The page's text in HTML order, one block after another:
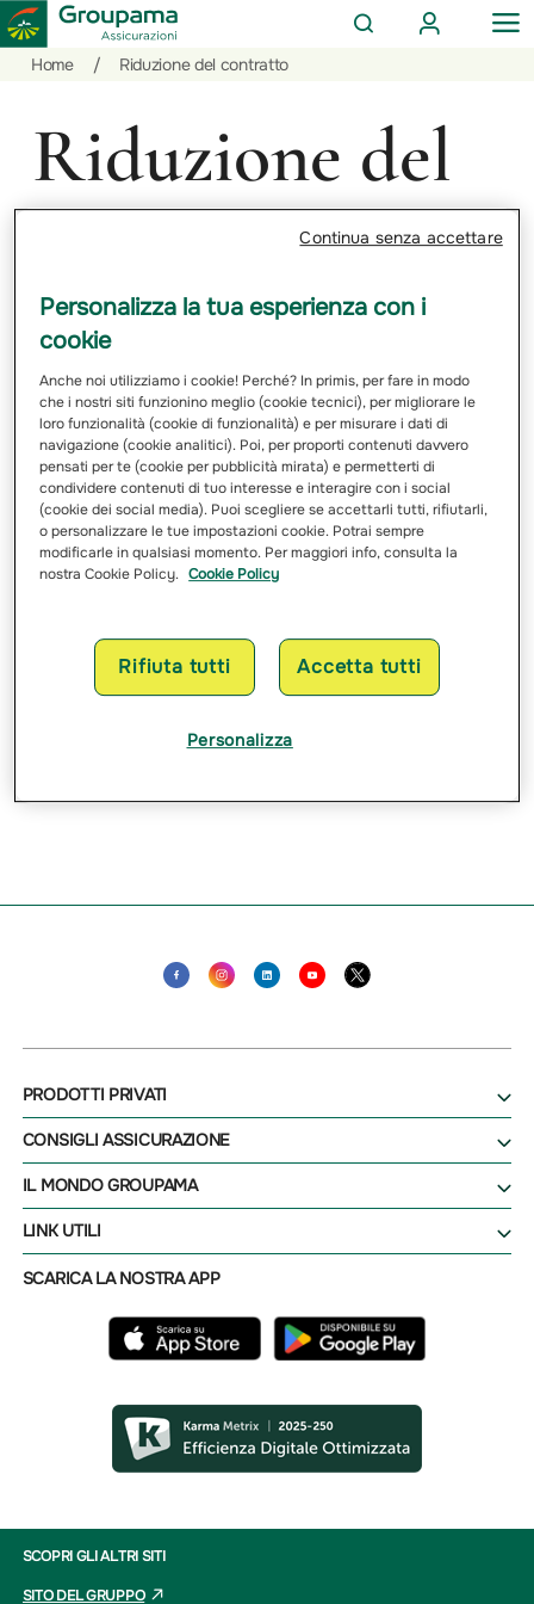
Salta
sezione
CERCA
AREA
CLIENTI
Home
/ Riduzione del contratto
Riduzione del
contratto
La “riduzione del contratto” nel contesto
di una compagnia di assicurazione si
riferisce a una modifica delle clausole o
delle condizioni di una polizza assicurativa
che porta a una diminuzione della
copertura o dei benefici forniti dalla polizza
stessa.
RIDUZIONE RISARCIMENTO
PRODOTTI PRIVATI
CONSIGLI ASSICURAZIONE
IL MONDO GROUPAMA
LINK UTILI
SCARICA LA NOSTRA APP
SCOPRI GLI ALTRI SITI
SITO DEL GRUPPO
Personalizza la tua esperienza con i
cookie
Anche noi utilizziamo i cookie! Perché? In primis, per fare in modo
che i nostri siti funzionino meglio (cookie tecnici), per migliorare le
loro funzionalità (cookie di funzionalità) e per misurare i dati di
navigazione (cookie analitici). Poi, per proporti contenuti davvero
pensati per te (cookie per pubblicità mirata) e permetterti di
condividere contenuti di tuo interesse e interagire con i social
(cookie dei social media). Puoi scegliere se accettarli tutti, rifiutarli,
o personalizzare le tue impostazioni cookie. Potrai sempre
modificarle in qualsiasi momento. Per maggiori info, consulta la
nostra Cookie Policy. Cookie Policy
Rifiuta tutti Accetta tutti
Personalizza
Continua senza accettare